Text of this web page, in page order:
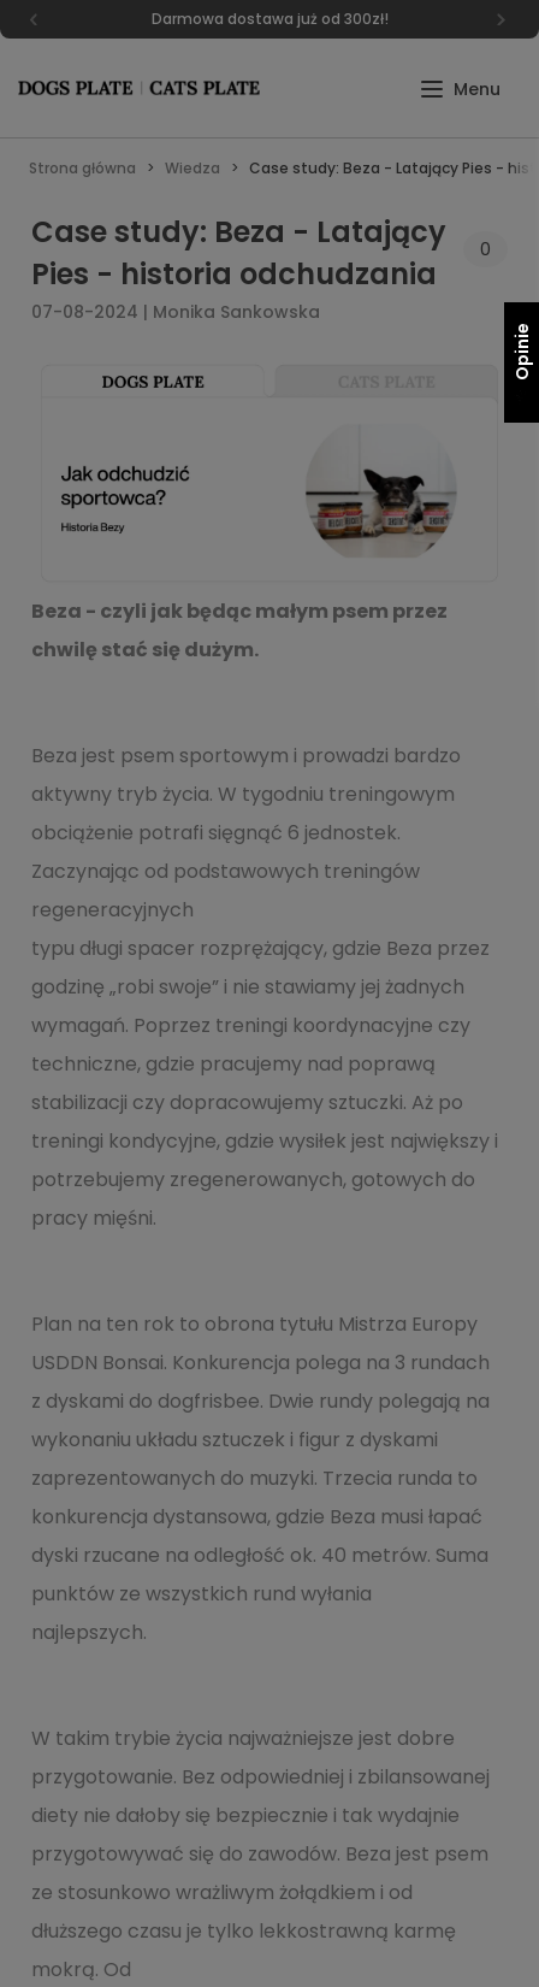
Darmowa dostawa już od 300zł!
Strona główna Wiedza Case study: Beza - Latający Pies -
Case study: Beza - Latający
Pies - historia odchudzania
0
07-08-2024 | Monika Sankowska
Beza - czyli jak będąc małym psem przez
chwilę stać się dużym.
Beza jest psem sportowym i prowadzi bardzo
aktywny tryb życia. W tygodniu treningowym
obciążenie potrafi sięgnąć 6 jednostek.
Zaczynając od podstawowych treningów
regeneracyjnych
typu długi spacer rozprężający, gdzie Beza przez
godzinę „robi swoje” i nie stawiamy jej żadnych
wymagań. Poprzez treningi koordynacyjne czy
techniczne, gdzie pracujemy nad poprawą
stabilizacji czy dopracowujemy sztuczki. Aż po
treningi kondycyjne, gdzie wysiłek jest największy i
potrzebujemy zregenerowanych, gotowych do
pracy mięśni.
Plan na ten rok to obrona tytułu Mistrza Europy
USDDN Bonsai. Konkurencja polega na 3 rundach
z dyskami do dogfrisbee. Dwie rundy polegają na
wykonaniu układu sztuczek i figur z dyskami
zaprezentowanych do muzyki. Trzecia runda to
konkurencja dystansowa, gdzie Beza musi łapać
dyski rzucane na odległość ok. 40 metrów. Suma
punktów ze wszystkich rund wyłania
najlepszych.
W takim trybie życia najważniejsze jest dobre
przygotowanie. Bez odpowiedniej i zbilansowanej
diety nie dałoby się bezpiecznie i tak wydajnie
przygotowywać się do zawodów. Beza jest psem
ze stosunkowo wrażliwym żołądkiem i od
dłuższego czasu je tylko lekkostrawną karmę
mokrą. Od
Opinie